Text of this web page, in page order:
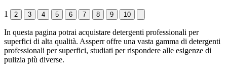
1 2 3 4 5 6 7 8 9 10
In questa pagina potrai acquistare detergenti professionali per
superfici di alta qualità. Assperr offre una vasta gamma di detergenti
professionali per superfici, studiati per rispondere alle esigenze di
pulizia più diverse.